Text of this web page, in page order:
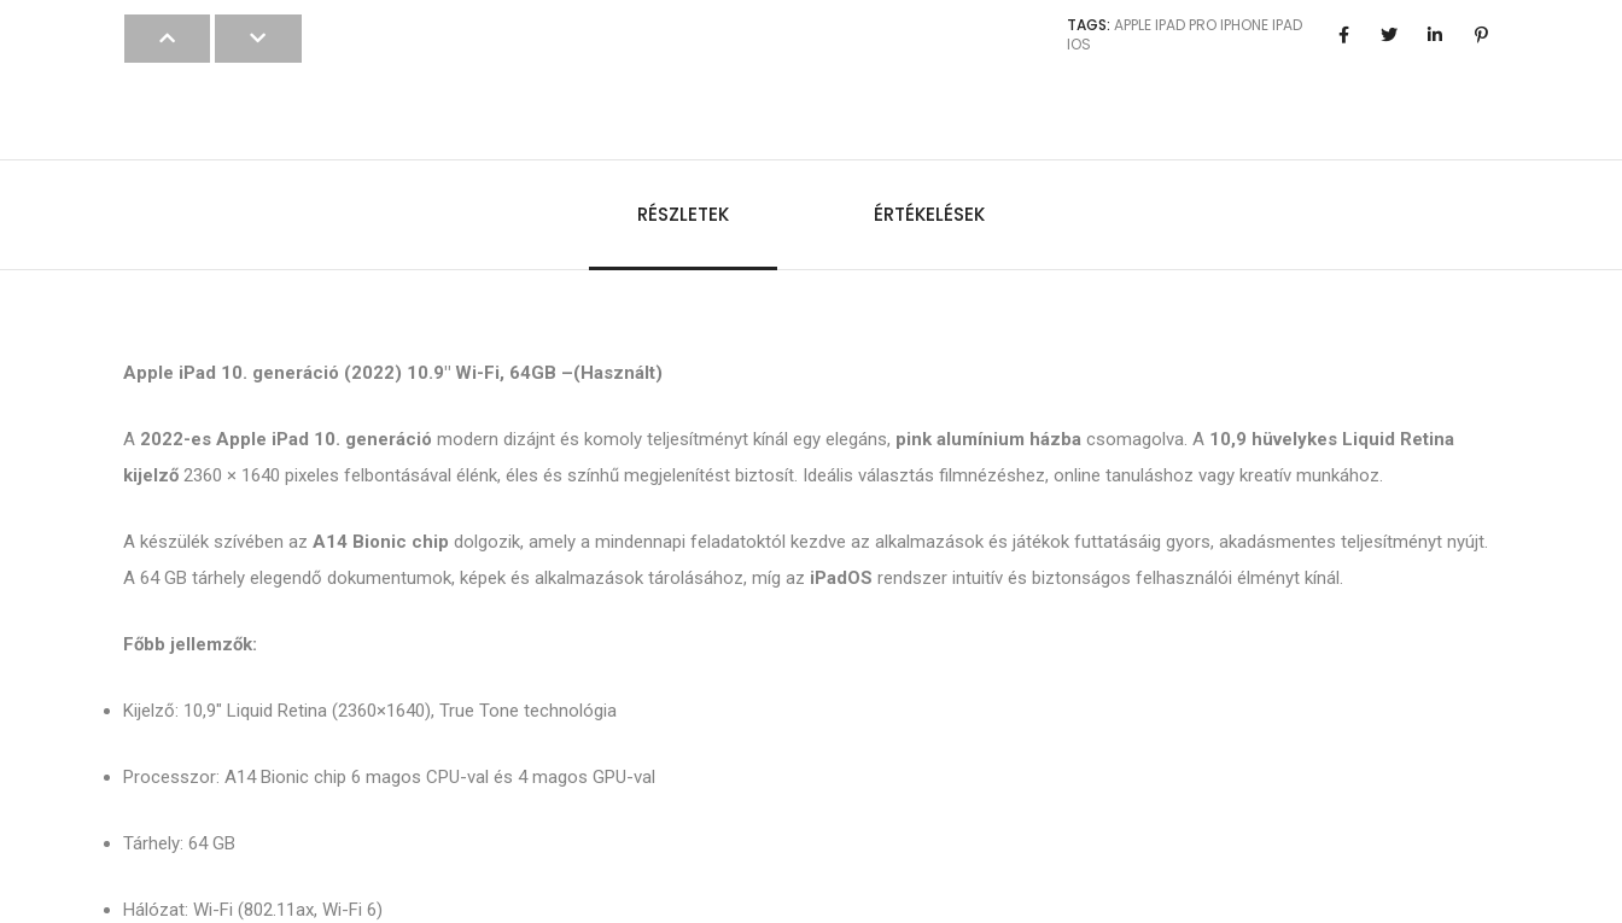
TAGS: APPLE IPAD PRO IPHONE IPAD
IOS
RÉSZLETEK ÉRTÉKELÉSEK
Apple iPad 10. generáció (2022) 10.9" Wi-Fi, 64GB –(Használt)
A 2022-es Apple iPad 10. generáció modern dizájnt és komoly teljesítményt kínál egy elegáns, pink alumínium házba csomagolva. A 10,9 hüvelykes Liquid Retina
kijelző 2360 × 1640 pixeles felbontásával élénk, éles és színhű megjelenítést biztosít. Ideális választás filmnézéshez, online tanuláshoz vagy kreatív munkához.
A készülék szívében az A14 Bionic chip dolgozik, amely a mindennapi feladatoktól kezdve az alkalmazások és játékok futtatásáig gyors, akadásmentes teljesítményt nyújt.
A 64 GB tárhely elegendő dokumentumok, képek és alkalmazások tárolásához, míg az iPadOS rendszer intuitív és biztonságos felhasználói élményt kínál.
Főbb jellemzők:
Kijelző: 10,9" Liquid Retina (2360×1640), True Tone technológia
Processzor: A14 Bionic chip 6 magos CPU-val és 4 magos GPU-val
Tárhely: 64 GB
Hálózat: Wi-Fi (802.11ax, Wi-Fi 6)